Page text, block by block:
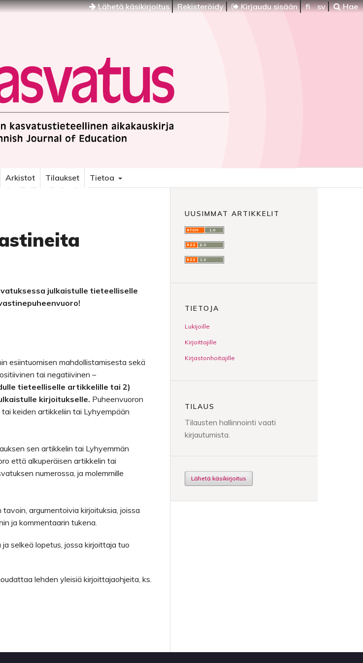
Lähetä käsikirjoitus Rekisteröidy Kirjaudu sisään fi sv Hae
Arkistot Tilaukset Tietoa
julkaistulle tieteelliselle
esiintuomisen mahdollistamisesta sekä
tai negatiivinen –
tieteelliselle artikkelille tai 2)
kirjoitukselle. Puheenvuoron
keiden artikkeliin tai Lyhyempään
sen artikkelin tai Lyhyemmän
että alkuperäisen artikkelin tai
numerossa, ja molemmille
argumentoivia kirjoituksia, joissa
ja kommentaarin tukena.
selkeä lopetus, jossa kirjoittaja tuo
lehden yleisiä kirjoittajaohjeita, ks.
UUSIMMAT ARTIKKELIT
TIETOJA
Lukijoille
Kirjoittajille
Kirjastonhoitajille
TILAUS
Tilausten hallinnointi vaati
kirjautumista.
Lähetä käsikirjoitus